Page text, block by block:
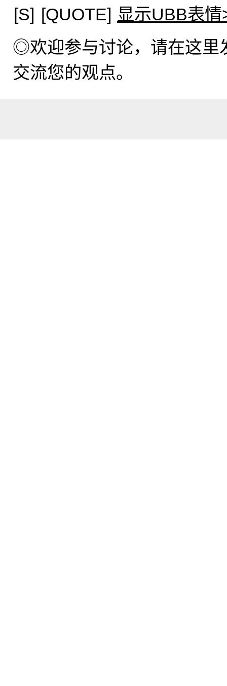
[S] [QUOTE] 显示UBB表情
◎欢迎参与讨论，请在这里
交流您的观点。